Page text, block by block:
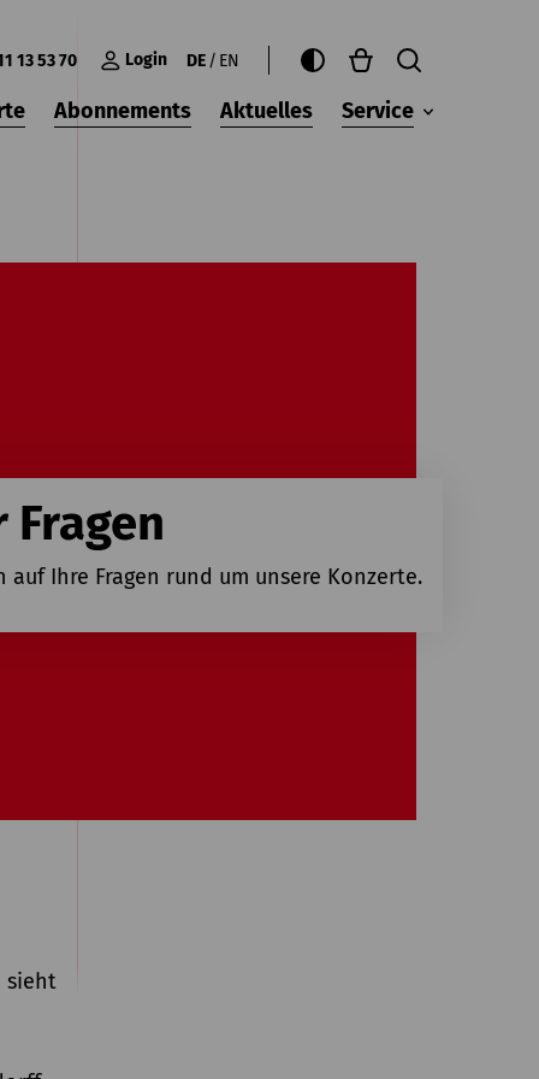
13 53 70 Login DE EN
Abonnements Aktuelles Service
Fragen
Ihre Fragen rund um unsere Konzerte.
sieht